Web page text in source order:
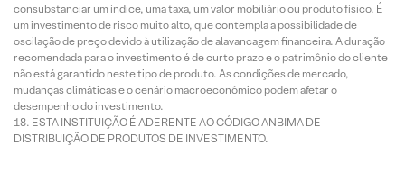
consubstanciar um índice, uma taxa, um valor mobiliário ou produto físico. É
um investimento de risco muito alto, que contempla a possibilidade de
oscilação de preço devido à utilização de alavancagem financeira. A duração
recomendada para o investimento é de curto prazo e o patrimônio do cliente
não está garantido neste tipo de produto. As condições de mercado,
mudanças climáticas e o cenário macroeconômico podem afetar o
desempenho do investimento.
ESTA INSTITUIÇÃO É ADERENTE AO CÓDIGO ANBIMA DE
DISTRIBUIÇÃO DE PRODUTOS DE INVESTIMENTO.